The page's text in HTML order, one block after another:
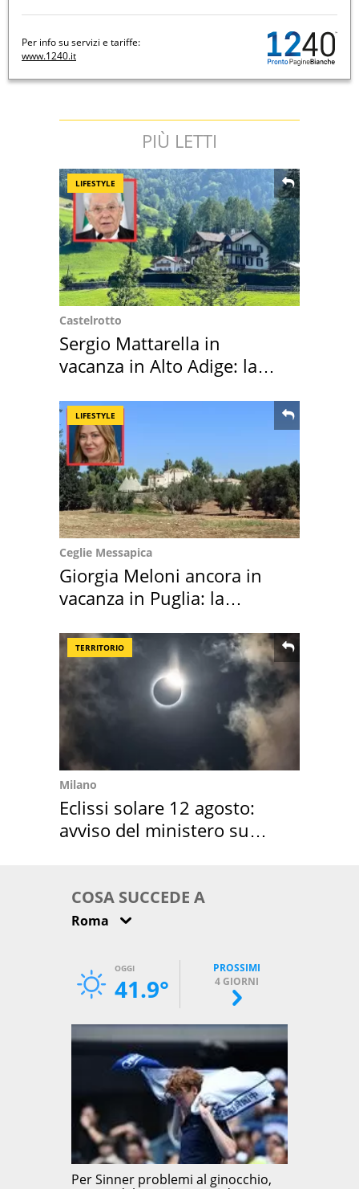
Per info su servizi e tariffe:
www.1240.it
PIÙ LETTI
LIFESTYLE
Castelrotto
Sergio Mattarella in
vacanza in Alto Adige: la
LIFESTYLE
Ceglie Messapica
Giorgia Meloni ancora in
vacanza in Puglia: la
TERRITORIO
Milano
Eclissi solare 12 agosto:
avviso del ministero su